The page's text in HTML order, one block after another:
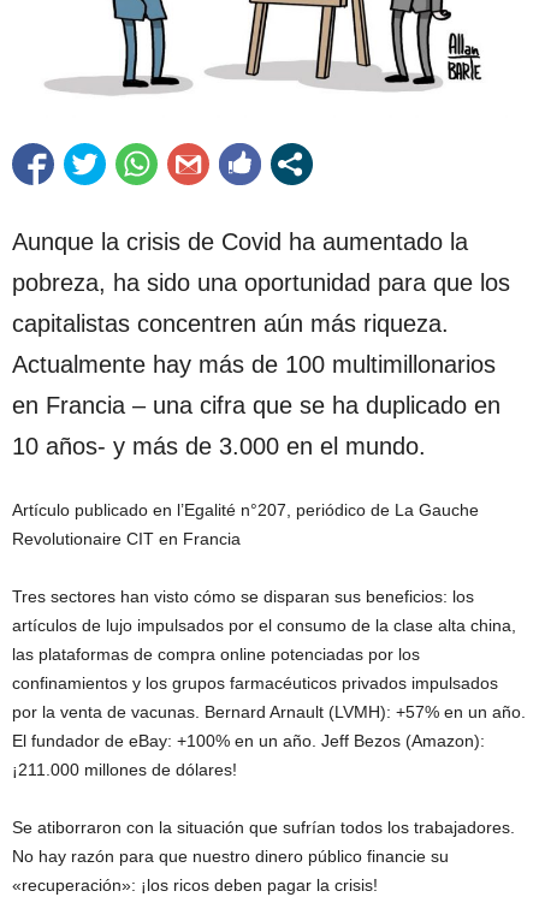
Aunque la crisis de Covid ha aumentado la
pobreza, ha sido una oportunidad para que los
capitalistas concentren aún más riqueza.
Actualmente hay más de 100 multimillonarios
en Francia – una cifra que se ha duplicado en
10 años- y más de 3.000 en el mundo.
Artículo publicado en l’Egalité n°207, periódico de La Gauche
Revolutionaire CIT en Francia
Tres sectores han visto cómo se disparan sus beneficios: los
artículos de lujo impulsados por el consumo de la clase alta china,
las plataformas de compra online potenciadas por los
confinamientos y los grupos farmacéuticos privados impulsados
por la venta de vacunas. Bernard Arnault (LVMH): +57% en un año.
El fundador de eBay: +100% en un año. Jeff Bezos (Amazon):
¡211.000 millones de dólares!
Se atiborraron con la situación que sufrían todos los trabajadores.
No hay razón para que nuestro dinero público financie su
«recuperación»: ¡los ricos deben pagar la crisis!